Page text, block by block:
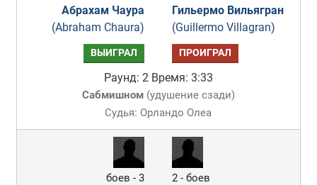
Абрахам Чаура
(Abraham Chaura)
Гильермо Вильягран
(Guillermo Villagran)
ВЫИГРАЛ ПРОИГРАЛ
Раунд: 2 Время: 3:33
Сабмишном(удушение сзади)
Судья: Орландо Олеа
боев - 3
2 - боев